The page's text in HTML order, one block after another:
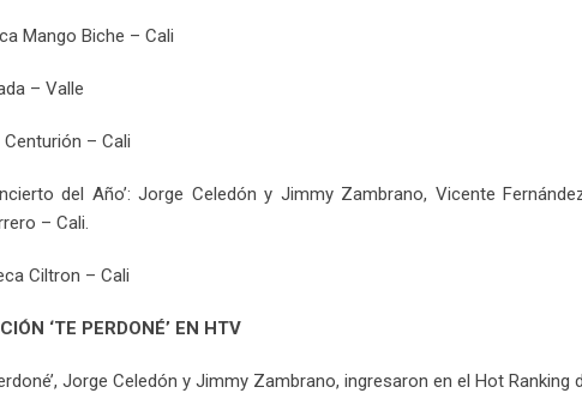
Mango Biche – Cali
– Valle
– Cali
del Año’: Jorge Celedón y Jimmy Zambrano, Vicente
– Cali.
Ciltron – Cali
‘TE PERDONÉ’ EN HTV
Jorge Celedón y Jimmy Zambrano, ingresaron en el Hot Ranking